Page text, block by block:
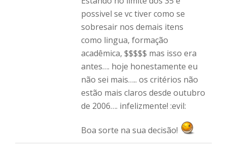
possivel se vc tiver como se
sobresair nos demais itens
como lingua, formação
acadêmica, $$$$$ mas isso era
antes…. hoje honestamente eu
não sei mais….. os critérios não
estão mais claros desde outubro
de 2006…. infelizmente! :evil:
Boa sorte na sua decisão!